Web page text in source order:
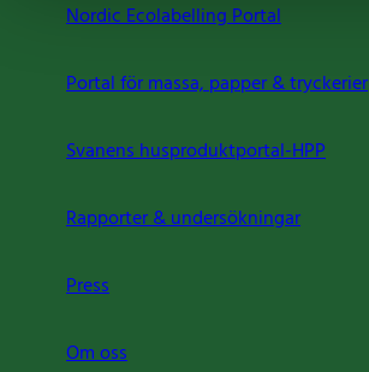
Nordic Ecolabelling Portal
Portal för massa, papper & tryckerier
Svanens husproduktportal-HPP
Rapporter & undersökningar
Press
Om oss